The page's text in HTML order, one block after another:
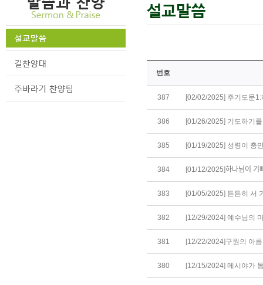
번호
387 [02/02/2025] 주기도문
386 [01/26/2025] 기도하기
385 [01/19/2025] 성령이 충
384 [01/12/2025]하나님이
383 [01/05/2025] 든든히 서
382 [12/29/2024] 예수님의
381 [12/22/2024]구원의 아
380 [12/15/2024] 메시야가